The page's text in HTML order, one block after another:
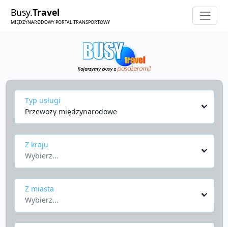
Busy.Travel
MIĘDZYNARODOWY PORTAL TRANSPORTOWY
Typ usługi
Przewozy międzynarodowe
Z kraju
Wybierz...
Z miasta
Wybierz...